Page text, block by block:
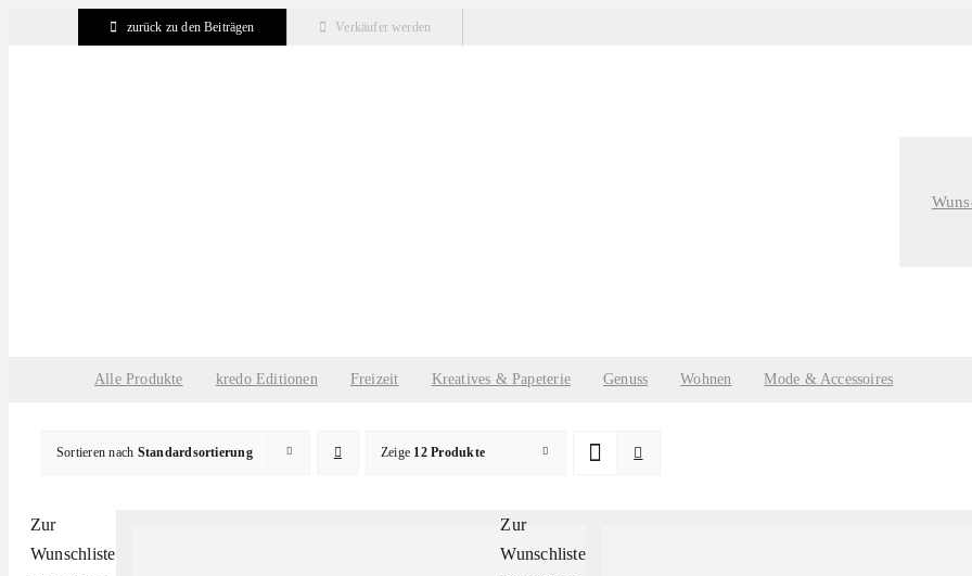
zurück zu den Beiträgen Verkäufer werden
Alle Produkte kredo Editionen Freizeit Kreatives & Papeterie Genuss Wohnen Mode & Accessoires
Sortieren nach Standardsortierung Zeige 12 Produkte
Zur
Wunschliste
Zur
Wunschliste